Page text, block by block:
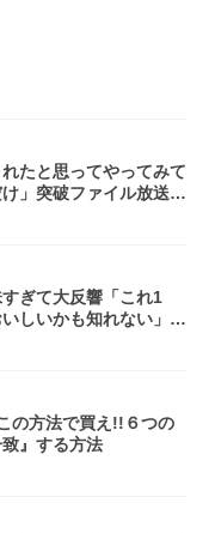
たと思ってやってみて
け」突破ファイル放送で
ぎて大反響「これ1
しいかも知れない」
の方法で買え!!６つの
』する方法